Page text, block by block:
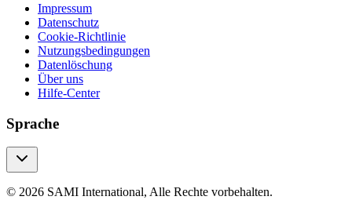
Impressum
Datenschutz
Cookie-Richtlinie
Nutzungsbedingungen
Datenlöschung
Über uns
Hilfe-Center
Sprache
© 2026 SAMI International, Alle Rechte vorbehalten.